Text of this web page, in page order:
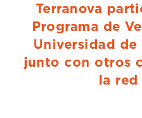
Terranova
Programa de
Universidad de
junto con otros
la red